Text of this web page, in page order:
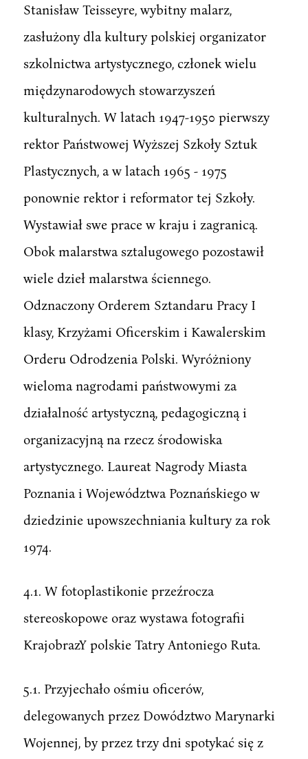
Stanisław Teisseyre, wybitny malarz,
zasłużony dla kultury polskiej organizator
szkolnictwa artystycznego, członek wielu
międzynarodowych stowarzyszeń
kulturalnych. W latach 1947-1950 pierwszy
rektor Państwowej Wyższej Szkoły Sztuk
Plastycznych, a w latach 1965 - 1975
ponownie rektor i reformator tej Szkoły.
Wystawiał swe prace w kraju i zagranicą.
Obok malarstwa sztalugowego pozostawił
wiele dzieł malarstwa ściennego.
Odznaczony Orderem Sztandaru Pracy I
klasy, Krzyżami Oficerskim i Kawalerskim
Orderu Odrodzenia Polski. Wyróżniony
wieloma nagrodami państwowymi za
działalność artystyczną, pedagogiczną i
organizacyjną na rzecz środowiska
artystycznego. Laureat Nagrody Miasta
Poznania i Województwa Poznańskiego w
dziedzinie upowszechniania kultury za rok
1974.
4.1. W fotoplastikonie przeźrocza
stereoskopowe oraz wystawa fotografii
KrajobrazY polskie Tatry Antoniego Ruta.
5.1. Przyjechało ośmiu oficerów,
delegowanych przez Dowództwo Marynarki
Wojennej, by przez trzy dni spotykać się z